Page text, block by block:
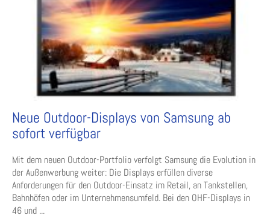
Neue Outdoor-Displays von Samsung ab
sofort verfügbar
Mit dem neuen Outdoor-Portfolio verfolgt Samsung die Evolution in
der Außenwerbung weiter: Die Displays erfüllen diverse
Anforderungen für den Outdoor-Einsatz im Retail, an Tankstellen,
Bahnhöfen oder im Unternehmensumfeld. Bei den OHF-Displays in
46 und ...